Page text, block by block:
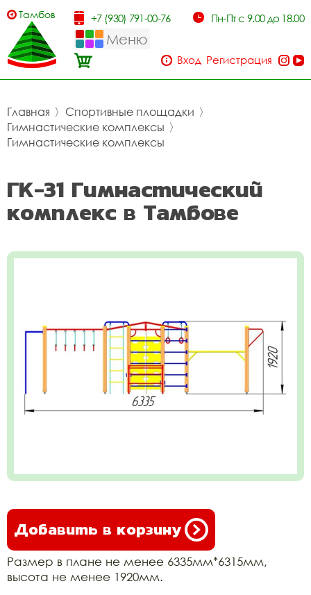
Тамбов +7 (930) 791-00-76 Пн-Пт с 9.00 до 18.00
Меню
Вход Регистрация
Главная 〉 Спортивные площадки 〉
Гимнастические комплексы 〉
Гимнастические комплексы
ГК-31 Гимнастический
комплекс в Тамбове
Добавить в корзину
Размер в плане не менее 6335мм*6315мм,
высота не менее 1920мм.